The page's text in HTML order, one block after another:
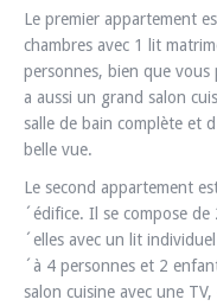
Le premier appartement
chambres avec 1 lit
personnes, bien que
a aussi un grand salon
salle de bain complète et
belle vue.
Le second appartement
´édifice. Il se compose
´elles avec un lit
´à 4 personnes et 2
salon cuisine avec une